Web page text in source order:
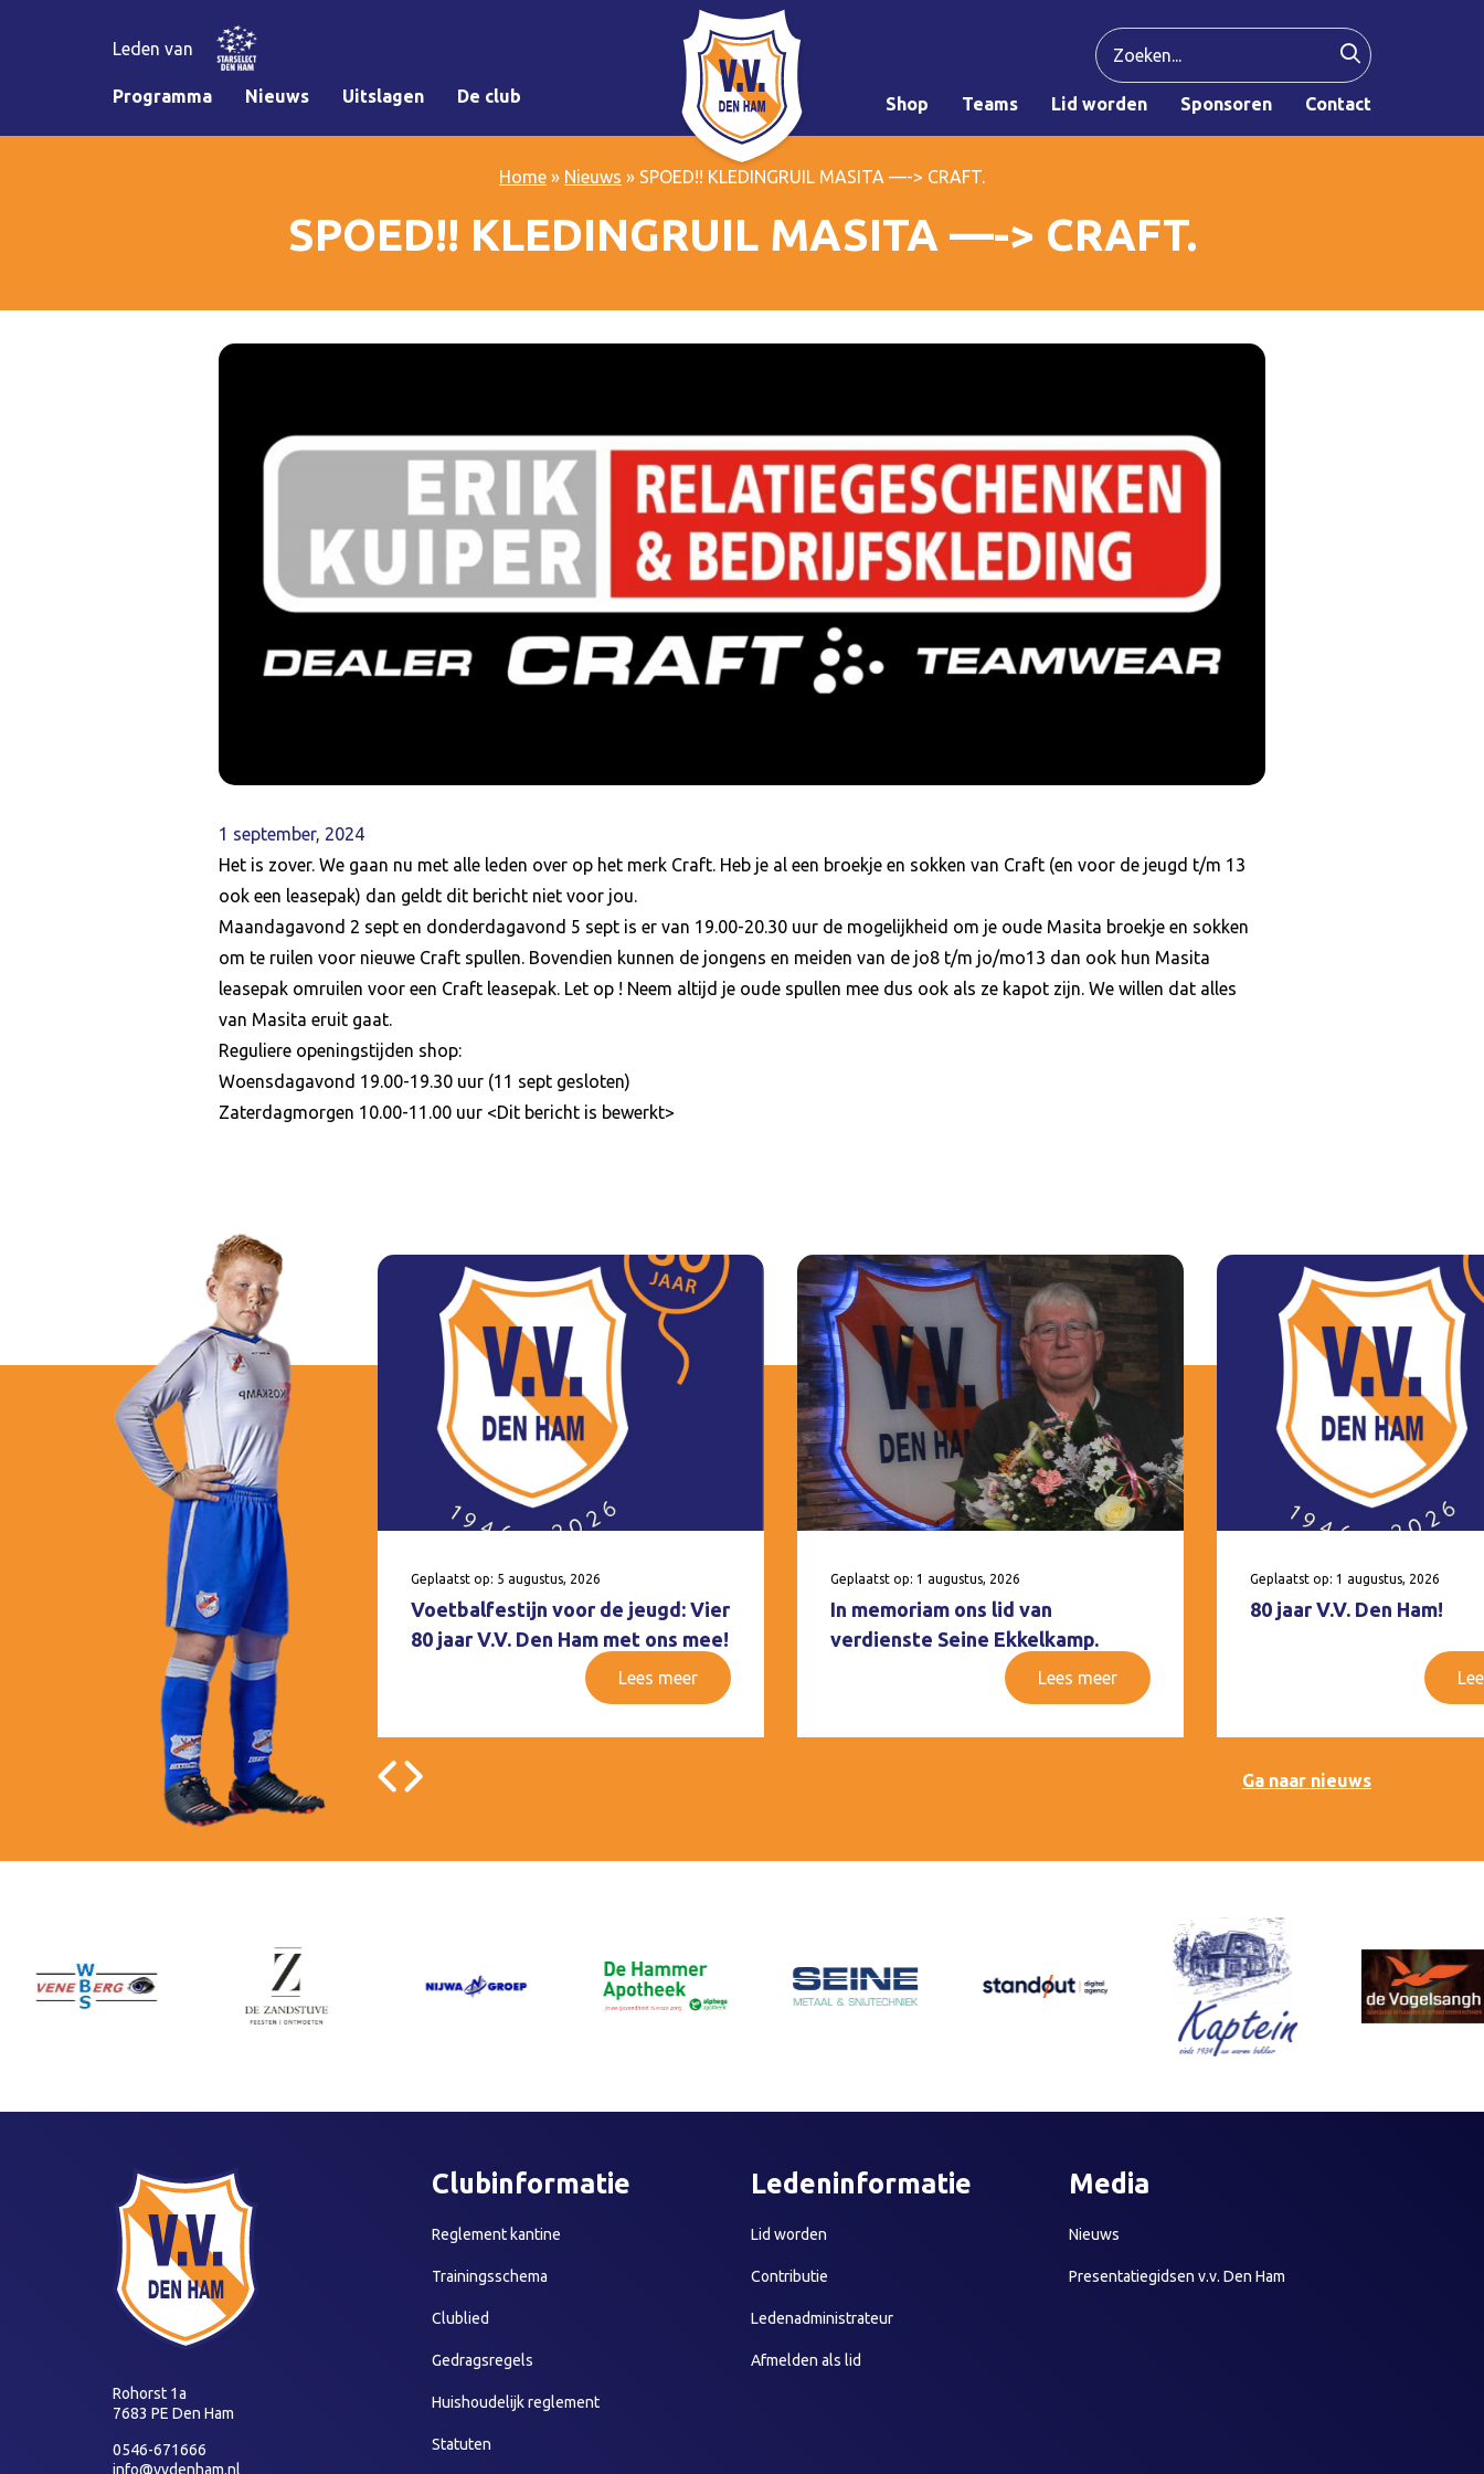
Leden van
Programma Nieuws Uitslagen De club Shop Teams Lid worden Sponsoren Contact
Home » Nieuws » SPOED!! KLEDINGRUIL MASITA —-> CRAFT.
SPOED!! KLEDINGRUIL MASITA —-> CRAFT.
1 september, 2024
Het is zover. We gaan nu met alle leden over op het merk Craft. Heb je al een broekje en sokken van Craft (en voor de jeugd t/m 13
ook een leasepak) dan geldt dit bericht niet voor jou.
Maandagavond 2 sept en donderdagavond 5 sept is er van 19.00-20.30 uur de mogelijkheid om je oude Masita broekje en sokken
om te ruilen voor nieuwe Craft spullen. Bovendien kunnen de jongens en meiden van de jo8 t/m jo/mo13 dan ook hun Masita
leasepak omruilen voor een Craft leasepak. Let op ! Neem altijd je oude spullen mee dus ook als ze kapot zijn. We willen dat alles
van Masita eruit gaat.
Reguliere openingstijden shop:
Woensdagavond 19.00-19.30 uur (11 sept gesloten)
Zaterdagmorgen 10.00-11.00 uur ‎<Dit bericht is bewerkt>
Geplaatst op: 5 augustus, 2026
Voetbalfestijn voor de jeugd: Vier
80 jaar V.V. Den Ham met ons mee!
Lees meer
Geplaatst op: 1 augustus, 2026
In memoriam ons lid van
verdienste Seine Ekkelkamp.
Lees meer
Geplaatst op: 1 augustus, 2026
80 jaar V.V. Den Ham!
Ga naar nieuws
Rohorst 1a
7683 PE Den Ham
0546-671666
info@vvdenham.nl
Clubinformatie
Reglement kantine
Trainingsschema
Clublied
Gedragsregels
Huishoudelijk reglement
Statuten
Ledeninformatie
Lid worden
Contributie
Ledenadministrateur
Afmelden als lid
Media
Nieuws
Presentatiegidsen v.v. Den Ham